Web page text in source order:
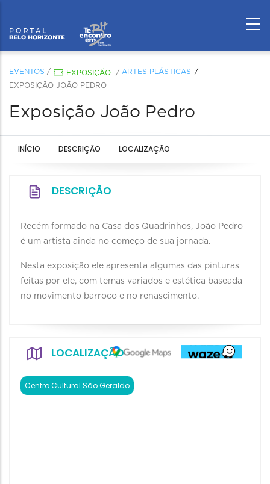
EVENTOS / EXPOSIÇÃO / ARTES PLÁSTICAS
EXPOSIÇÃO JOÃO PEDRO
Exposição João Pedro
INÍCIO DESCRIÇÃO LOCALIZAÇÃO
DESCRIÇÃO
Recém formado na Casa dos Quadrinhos, João Pedro
é um artista ainda no começo de sua jornada.
Nesta exposição ele apresenta algumas das pinturas
feitas por ele, com temas variados e estética baseada
no movimento barroco e no renascimento.
LOCALIZAÇÃO
Centro Cultural São Geraldo